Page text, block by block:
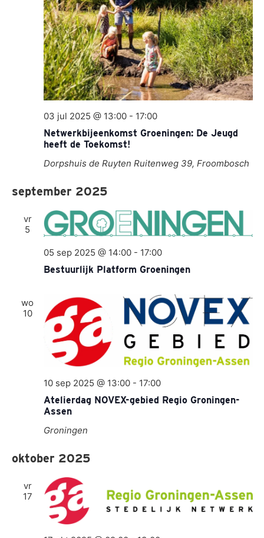
Netwerkbijeenkomst Groeningen: De Jeugd
heeft de Toekomst!
03 jul 2025 @ 13:00- 17:00
Dorpshuis de Ruyten Ruitenweg 39, Froombosch
september 2025
vr
5
Bestuurlijk Platform Groeningen
05 sep 2025 @ 14:00- 17:00
wo
10
Atelierdag NOVEX-gebied Regio Groningen-
Assen
10 sep 2025 @ 13:00- 17:00
Groningen
oktober 2025
vr
17